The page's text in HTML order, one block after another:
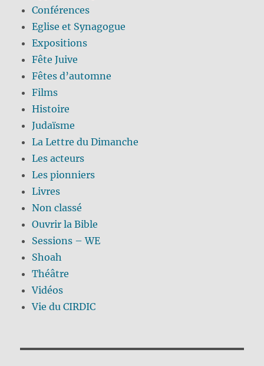
Conférences
Eglise et Synagogue
Expositions
Fête Juive
Fêtes d’automne
Films
Histoire
Judaïsme
La Lettre du Dimanche
Les acteurs
Les pionniers
Livres
Non classé
Ouvrir la Bible
Sessions – WE
Shoah
Théâtre
Vidéos
Vie du CIRDIC